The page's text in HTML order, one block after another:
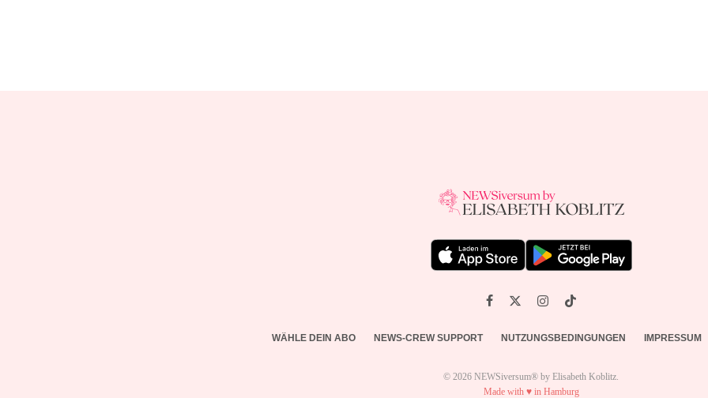
WÄHLE DEIN ABO NEWS-CREW SUPPORT NUTZUNGSBEDINGUNGEN IMPRESSUM
© 2026 NEWSiversum® by Elisabeth Koblitz.
Made with ♥ in Hamburg